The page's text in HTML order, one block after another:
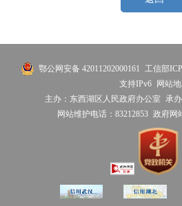
鄂公网安备 42011202000161
工信部
支持IPv6 网站
主办：东西湖区人民政府办公室
承
网站维护电话：83212853 政府网